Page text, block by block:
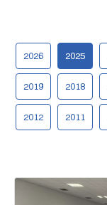
2026 2025
2019 2018
2012 2011